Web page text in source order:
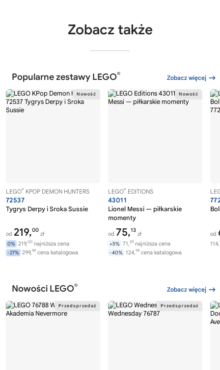
Zobacz także
Popularne zestawy LEGO® Zobacz więcej
LEGO® KPOP DEMON HUNTERS
72537
Tygrys Derpy i Sroka Sussie
od 219,00
zł
0% 219,00 najniższa cena
-27% 299,99 cena katalogowa
LEGO® EDITIONS
43011
Lionel Messi — piłkarskie
momenty
od 75,13
zł
+5% 71,29 najniższa cena
-40% 124,99 cena katalogowa
od
114,
Nowości LEGO® Zobacz więcej